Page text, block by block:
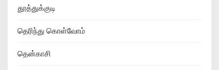
தூத்துக்குடி
தெரிந்து கொள்வோம்
தென்காசி